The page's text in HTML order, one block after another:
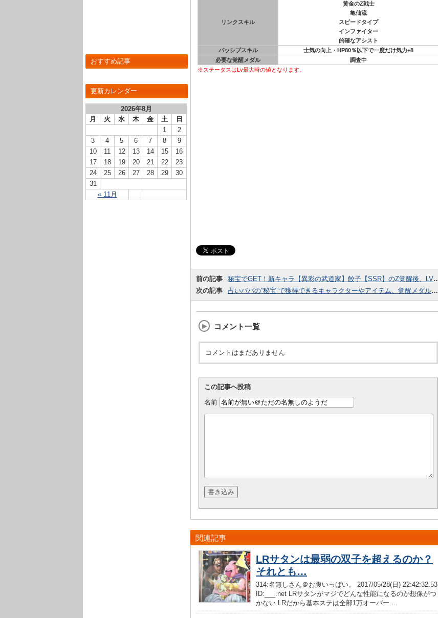
おすすめ記事
更新カレンダー
2026年8月
月
火 水 木 金 土 日
« 11月
1
2
3
4 5 6 7 8
9
10
11 12 13 14 15
16
17
18 19 20 21 22
23
24
25 26 27 28 29
30
31
リンクスキル
黄金のZ戦士
亀仙流
スピードタイプ
インファイター
的確なアシスト
パッシブスキル
士気の向上・HP80％以下で一度だけ気力+8
必要な覚醒メダル
調査中
※ステータスはLv最大時の値となります。
前の記事
秘宝でGET！新キャラ【異彩の武道家】餃子【SSR】のZ覚醒後、LV最大ステータスが判明しました！
次の記事
占いババの”秘宝”で獲得できるキャラクターやアイテム、覚醒メダルの情報をまとめてみました！
コメント一覧
コメントはまだありません
この記事へ投稿
名前
関連記事
LRサタンは最弱の双子を超えるのか？
それとも…
314:名無しさん＠お腹いっぱい。 2017/05/28(日) 22:42:32.53
ID:___.net LRサタンがマジでどんな性能になるのか想像がつ
かない LRだから基本ステは全部1万オーバー ...